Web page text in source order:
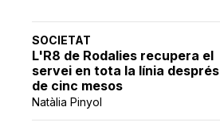
SOCIETAT
L'R8 de Rodalies recupera el
servei en tota la línia després
de cinc mesos
Natàlia Pinyol